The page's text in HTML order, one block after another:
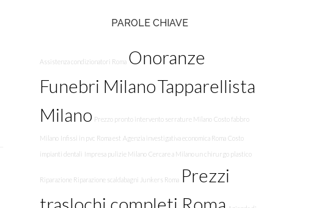
PAROLE CHIAVE
Assistenza condizionatori Roma Onoranze
Funebri MilanoTapparellista
Milano Prezzo pronto intervento serrature Milano Costo fabbro
Milano Infissi in pvc Roma est Agenzia investigativa economica Roma Costo
impianti dentali Impresa pulizie Milano Cercare a Milano un chirurgo plastico
Riparazione Riparazione scaldabagni Junkers Roma Prezzi